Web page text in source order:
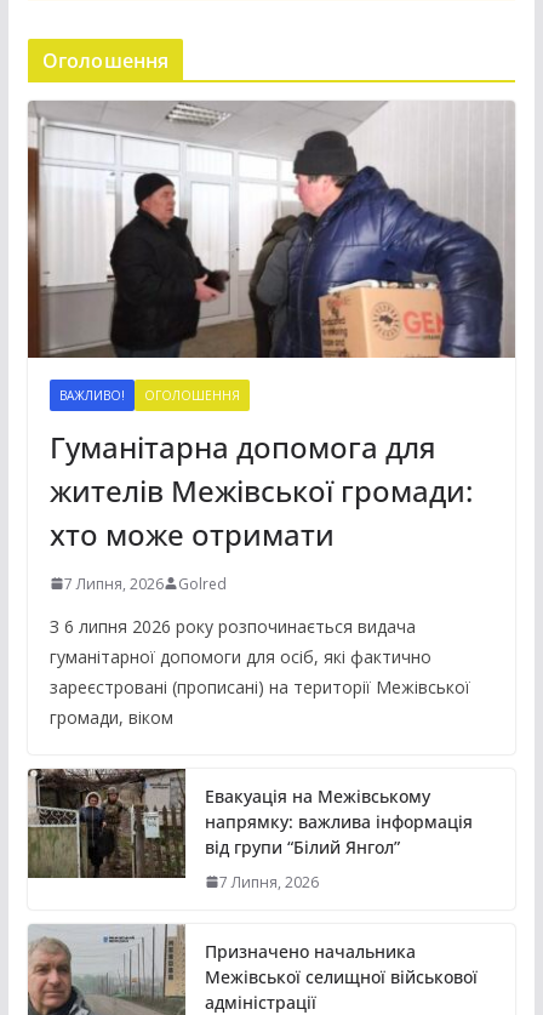
Оголошення
ВАЖЛИВО! ОГОЛОШЕННЯ
Гуманітарна допомога для
жителів Межівської громади:
хто може отримати
7 Липня, 2026 Golred
З 6 липня 2026 року розпочинається видача
гуманітарної допомоги для осіб, які фактично
зареєстровані (прописані) на території Межівської
громади, віком
Евакуація на Межівському
напрямку: важлива інформація
від групи “Білий Янгол”
7 Липня, 2026
Призначено начальника
Межівської селищної військової
адміністрації